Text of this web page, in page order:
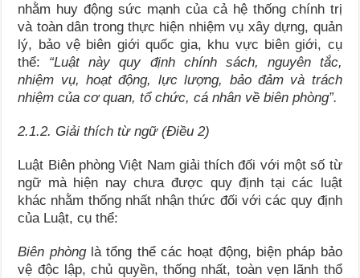
nhằm huy động sức mạnh của cả hệ thống chính trị
và toàn dân trong thực hiện nhiệm vụ xây dựng, quản
lý, bảo vệ biên giới quốc gia, khu vực biên giới, cụ
thể: “Luật này quy định chính sách, nguyên tắc,
nhiệm vụ, hoạt động, lực lượng, bảo đảm và trách
nhiệm của cơ quan, tổ chức, cá nhân về biên phòng”.
2.1.2. Giải thích từ ngữ (Điều 2)
Luật Biên phòng Việt Nam giải thích đối với một số từ
ngữ mà hiện nay chưa được quy định tại các luật
khác nhằm thống nhất nhận thức đối với các quy định
của Luật, cụ thể:
Biên phònglà tổng thể các hoạt động, biện pháp bảo
vệ độc lập, chủ quyền, thống nhất, toàn vẹn lãnh thổ